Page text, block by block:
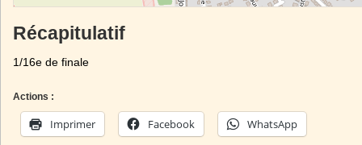
Récapitulatif
1/16e de finale
Actions :
Imprimer Facebook WhatsApp